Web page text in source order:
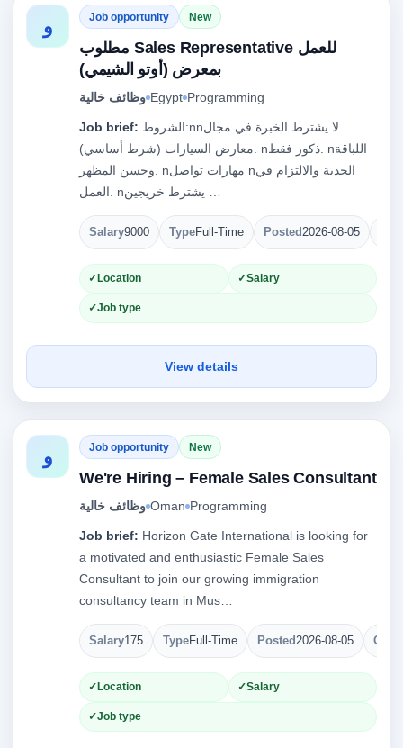
و Job opportunity New
مطلوب Sales Representative للعمل
بمعرض (أوتو الشيمي)
وظائف خالية Egypt Programming
Job brief:
معارض السيارات (شرط أساسي). nذكور فقط. nاللباقة
وحسن المظهر. nمهارات تواصل nالجدية والالتزام في
Salary9000 TypeFull-Time Posted2026-08-05
Location Salary
Job type
View details
و Job opportunity New
We're Hiring – Female Sales Consultant
وظائف خالية Oman Programming
Job brief: Horizon Gate International is looking for
a motivated and enthusiastic Female Sales
Consultant to join our growing immigration
consultancy team in Mus…
Salary175 TypeFull-Time Posted2026-08-05
Location Salary
Job type